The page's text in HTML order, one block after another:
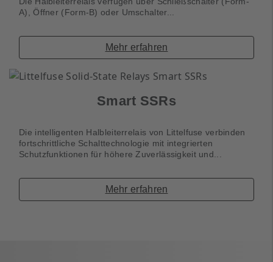
A), Öffner (Form-B) oder Umschalter...
Mehr erfahren
Smart SSRs
Die intelligenten Halbleiterrelais von Littelfuse verbinden
fortschrittliche Schalttechnologie mit integrierten
Schutzfunktionen für höhere Zuverlässigkeit und...
Mehr erfahren